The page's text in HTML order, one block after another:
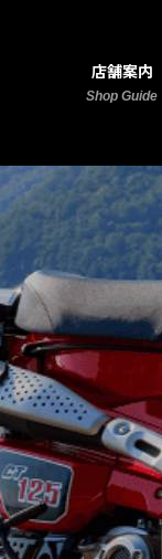
店舗案内
Shop Guide